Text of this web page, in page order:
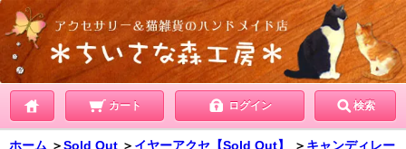
カート ログイン 検索
ホーム ＞Sold Out ＞ イヤーアクセ【Sold Out】 ＞ キャンディレー